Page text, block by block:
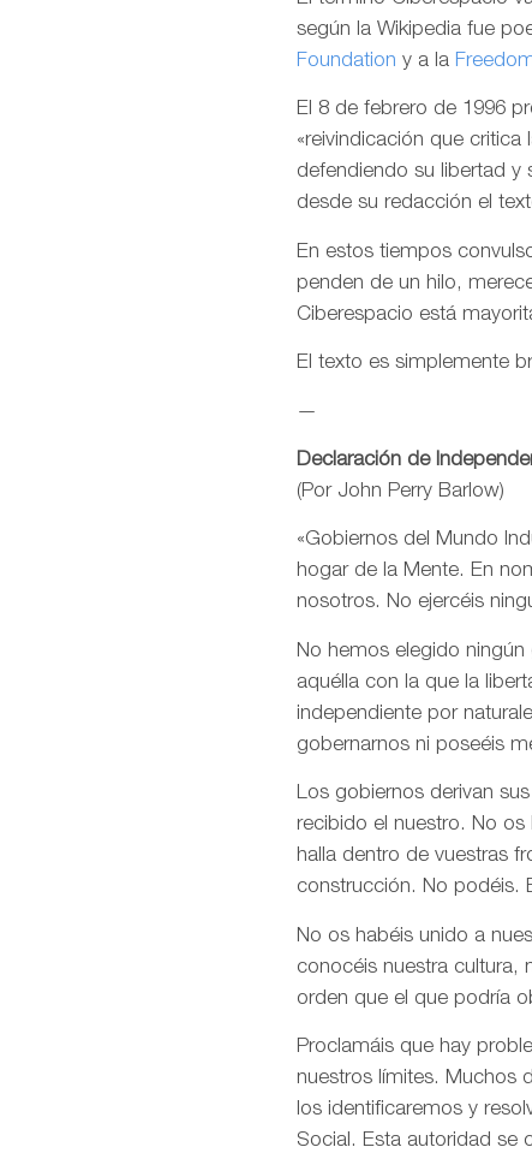
según la Wikipedia fue
Foundation y a la
El 8 de febrero de 1996
«reivindicación que
defendiendo su libertad y
desde su redacción el
En estos tiempos
penden de un hilo,
Ciberespacio está
El texto es simplemente
—
Declaración de
(Por John Perry Barlow)
«Gobiernos del Mundo
hogar de la Mente. En
nosotros. No ejercéis
No hemos elegido
aquélla con la que la
independiente por
gobernarnos ni poseéis
Los gobiernos derivan
recibido el nuestro. No
halla dentro de vuestras
construcción. No podéis.
No os habéis unido a
conocéis nuestra cultura,
orden que el que podría
Proclamáis que hay
nuestros límites. Muchos
los identificaremos y
Social. Esta autoridad se